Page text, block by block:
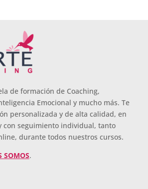
de formación de Coaching,
Emocional y mucho más. Te
personalizada y de alta calidad, en
con seguimiento individual, tanto
durante todos nuestros cursos.
SOMOS.